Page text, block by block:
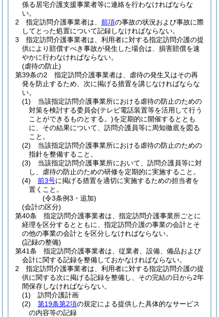
係る居宅介護支援事業者等に連絡を行わなければならな
い。
2
指定訪問介護事業者は、 前項の事故の状況および事故に際
してとった処置について記録しなければならない。
3
指定訪問介護事業者は、利用者に対する指定訪問介護の提
供により賠償すべき事故が発生した場合は、損害賠償を速
やかに行わなければならない。
(虐待の防止)
第39条の2
指定訪問介護事業者は、虐待の発生又はその再
発を防止するため、次に掲げる措置を講じなければならな
い。
(1)
当該指定訪問介護事業所における虐待の防止のための
対策を検討する委員会(テレビ電話装置等を活用して行う
ことができるものとする。)を定期的に開催するととも
に、その結果について、訪問介護員等に周知徹底を図る
こと。
(2)
当該指定訪問介護事業所における虐待の防止のための
指針を整備すること。
(3)
当該指定訪問介護事業所において、訪問介護員等に対
し、虐待の防止のための研修を定期的に実施すること。
(4)
前3号に掲げる措置を適切に実施するための担当者を
置くこと。
(令3条例3・追加)
(会計の区分)
第40条
指定訪問介護事業者は、指定訪問介護事業所ごとに
経理を区分するとともに、指定訪問介護の事業の会計とそ
の他の事業の会計とを区分しなければならない。
(記録の整備)
第41条
指定訪問介護事業者は、従業者、設備、備品および
会計に関する記録を整備しておかなければならない。
2
指定訪問介護事業者は、利用者に対する指定訪問介護の提
供に関する次に掲げる記録を整備し、その完結の日から2年
間保存しなければならない。
(1)
訪問介護計画
(2)
第19条第2項の規定による提供した具体的なサービス
の内容等の記録